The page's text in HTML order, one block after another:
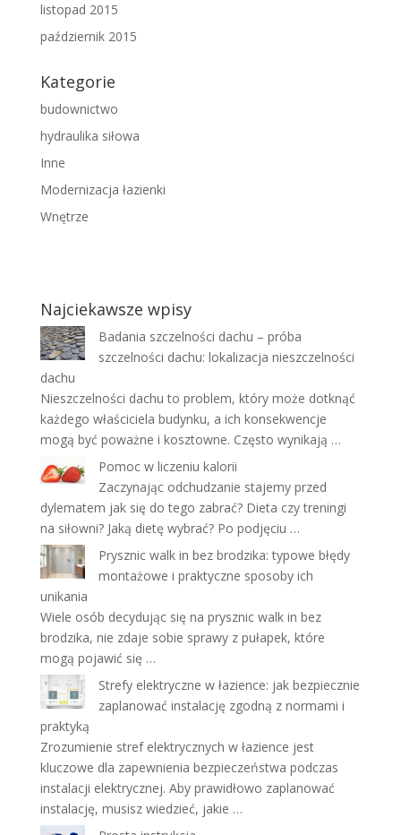
listopad 2015
październik 2015
Kategorie
budownictwo
hydraulika siłowa
Inne
Modernizacja łazienki
Wnętrze
Najciekawsze wpisy
Badania szczelności dachu – próba
szczelności dachu: lokalizacja nieszczelności
dachu
Nieszczelności dachu to problem, który może dotknąć
każdego właściciela budynku, a ich konsekwencje
mogą być poważne i kosztowne. Często wynikają …
Pomoc w liczeniu kalorii
Zaczynając odchudzanie stajemy przed
dylematem jak się do tego zabrać? Dieta czy treningi
na siłowni? Jaką dietę wybrać? Po podjęciu …
Prysznic walk in bez brodzika: typowe błędy
montażowe i praktyczne sposoby ich
unikania
Wiele osób decydując się na prysznic walk in bez
brodzika, nie zdaje sobie sprawy z pułapek, które
mogą pojawić się …
Strefy elektryczne w łazience: jak bezpiecznie
zaplanować instalację zgodną z normami i
praktyką
Zrozumienie stref elektrycznych w łazience jest
kluczowe dla zapewnienia bezpieczeństwa podczas
instalacji elektrycznej. Aby prawidłowo zaplanować
instalację, musisz wiedzieć, jakie …